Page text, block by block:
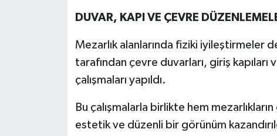
DUVAR, KAPI VE ÇEVRE
Mezarlık alanlarında fiziki iyileştirmeler
tarafından çevre duvarları, giriş
çalışmaları yapıldı.
Bu çalışmalarla birlikte hem
estetik ve düzenli bir görünüm